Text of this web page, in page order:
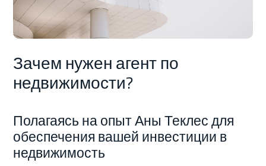
О Нас
Контакт
Зачем нужен агент по
недвижимости?
Полагаясь на опыт Аны Теклес для
обеспечения вашей инвестиции в
недвижимость